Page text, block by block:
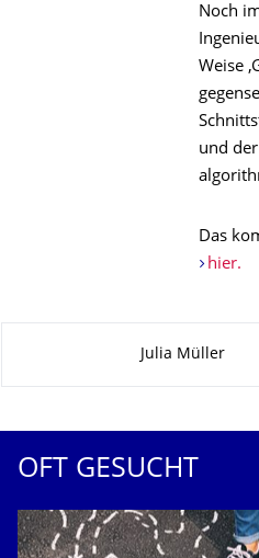
Noch
Weise
und
Das
hier.
Julia Müller
OFT GESUCHT